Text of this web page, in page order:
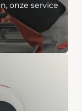
onze service